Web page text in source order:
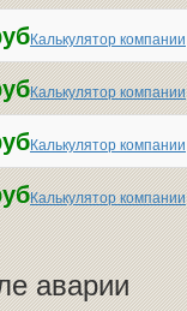
Калькулятор компании
Калькулятор компании
Калькулятор компании
Калькулятор компании
аварии